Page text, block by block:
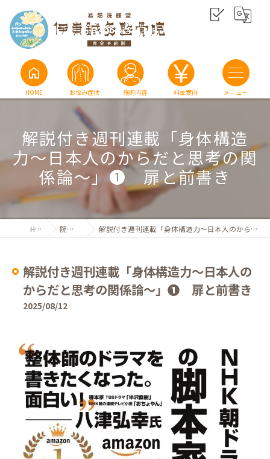
home
HOME お悩み症状 施術内容 料金案内
解説付き週刊連載「身体構造
力〜日本人のからだと思考の関
係論〜」❶ 扉と前書き
HOME 院長ブログ 解説付き週刊連載「身体構造力〜日本人のからだと思考の関係論〜」❶ 扉と前書き
解説付き週刊連載「身体構造力〜日本人の
からだと思考の関係論〜」❶ 扉と前書き
2025/08/12